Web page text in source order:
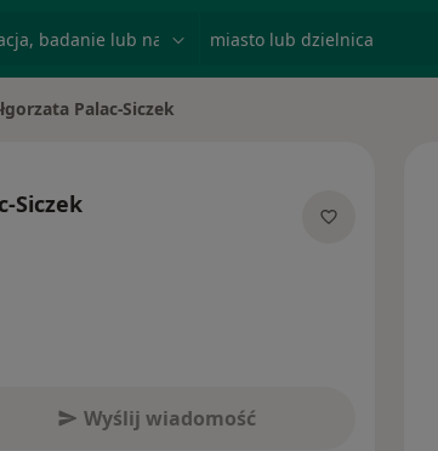
Palac-Siczek
Siczek
Wyślij wiadomość